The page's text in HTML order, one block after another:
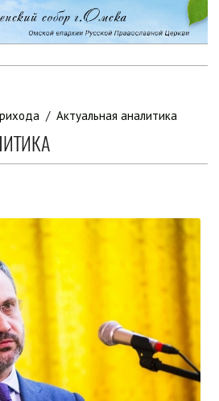
/ Актуальная аналитика